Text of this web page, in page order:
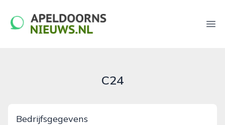
apeldoornsnieuws.nl
C24
Bedrijfsgegevens